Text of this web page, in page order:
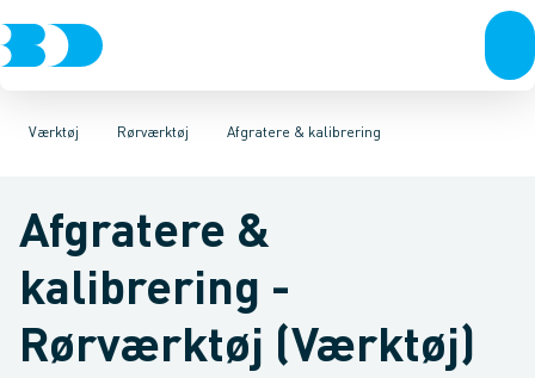
Værktøj
VVSEl-teknikKloakVandforsyningKlimaKølIndustri
Rørværktøj
Akku- & elværktøjHåndværktøjRørværktøj
Afgratere & kalibrering
PressværktøjRørskærere & sakseAfgratere & kalibrering
Afgratere &
kalibrering -
Rørværktøj (Værktøj)